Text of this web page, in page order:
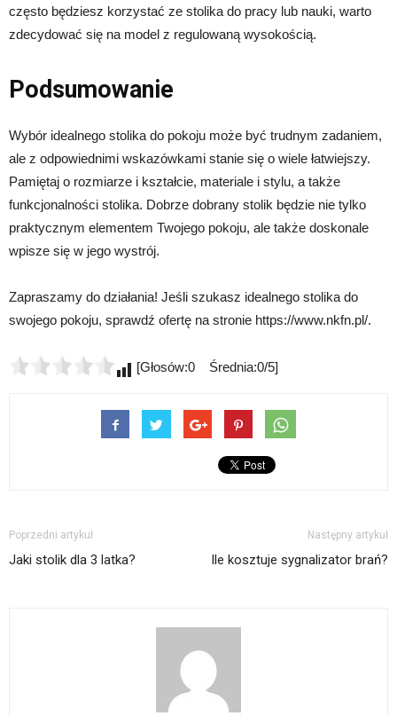
często będziesz korzystać ze stolika do pracy lub nauki, warto
zdecydować się na model z regulowaną wysokością.
Podsumowanie
Wybór idealnego stolika do pokoju może być trudnym zadaniem,
ale z odpowiednimi wskazówkami stanie się o wiele łatwiejszy.
Pamiętaj o rozmiarze i kształcie, materiale i stylu, a także
funkcjonalności stolika. Dobrze dobrany stolik będzie nie tylko
praktycznym elementem Twojego pokoju, ale także doskonale
wpisze się w jego wystrój.
Zapraszamy do działania! Jeśli szukasz idealnego stolika do
swojego pokoju, sprawdź ofertę na stronie https://www.nkfn.pl/.
[Głosów:0 Średnia:0/5]
Poprzedni artykuł
Jaki stolik dla 3 latka?
Następny artykuł
Ile kosztuje sygnalizator brań?